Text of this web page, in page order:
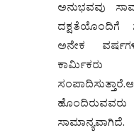
ಅನುಭವವು
ದಕ್ಷತೆಯೊಂದಿಗೆ
ಅನೇಕ
ಕಾರ್ಮಿಕರು
ಸಾಮಾನ್ಯವಾಗಿದೆ.